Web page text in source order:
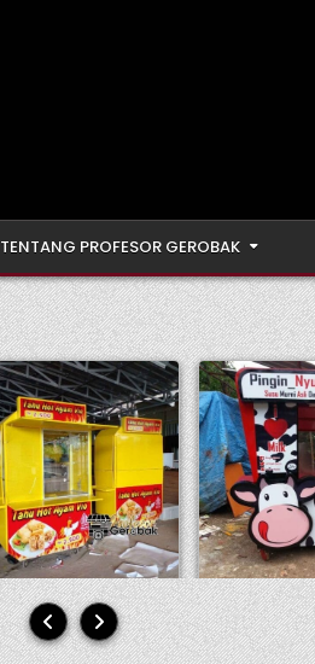
TENTANG PROFESOR GEROBAK